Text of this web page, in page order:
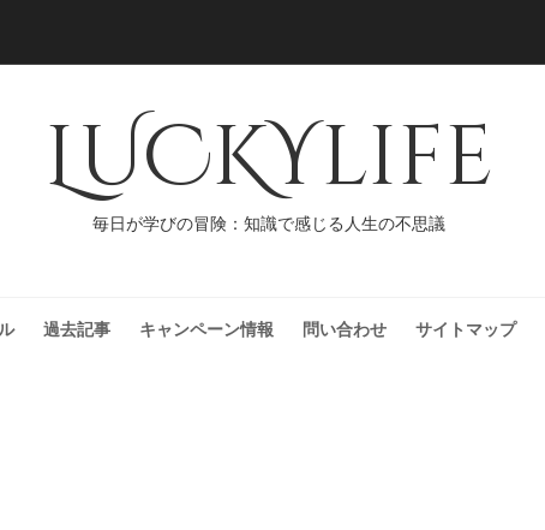
LUCKYlife
毎日が学びの冒険：知識で感じる人生の不思議
過去記事 キャンペーン情報 問い合わせ サイトマップ